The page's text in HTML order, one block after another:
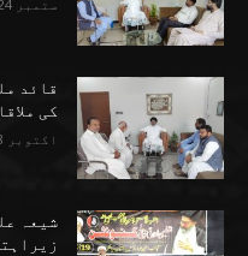
ستمبر 24, 2025
قائد
کی
اکتوبر 8, 2025
شیعہ